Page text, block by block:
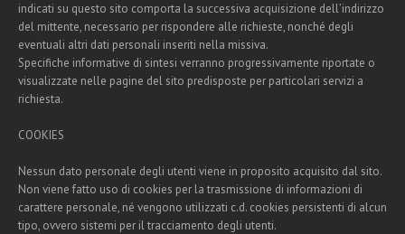
indicati su questo sito comporta la successiva acquisizione dell’indirizzo
del mittente, necessario per rispondere alle richieste, nonché degli
eventuali altri dati personali inseriti nella missiva.
Specifiche informative di sintesi verranno progressivamente riportate o
visualizzate nelle pagine del sito predisposte per particolari servizi a
richiesta.
COOKIES
Nessun dato personale degli utenti viene in proposito acquisito dal sito.
Non viene fatto uso di cookies per la trasmissione di informazioni di
carattere personale, né vengono utilizzati c.d. cookies persistenti di alcun
tipo, ovvero sistemi per il tracciamento degli utenti.